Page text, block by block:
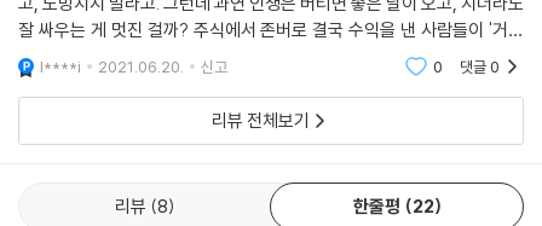
잘 싸우는 게 멋진 걸까? 주식에서 존버로 결국 수익을 낸 사람들이 '거봐
존버하라고 했잖아. 왜 손절했어!'라고 하는데, 존버가 승리할 수도 있지만
아닌 경
l****i 2021.06.20. 신고 0 댓글0
리뷰 전체보기
리뷰 8 한줄평 22